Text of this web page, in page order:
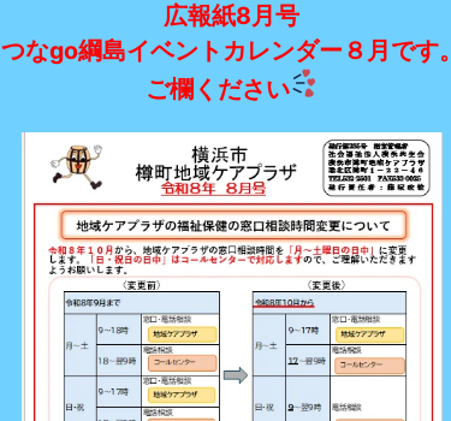
広報紙8月号
つなgo綱島イベントカレンダー８月です。
ご欄ください